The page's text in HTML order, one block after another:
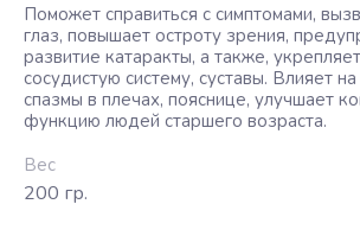
Поможет справиться с симптомами,
глаз, повышает остроту зрения,
развитие катаракты, а также,
сосудистую систему, суставы. Влияет
спазмы в плечах, пояснице, улучшает
функцию людей старшего возраста.
Вес
200 гр.